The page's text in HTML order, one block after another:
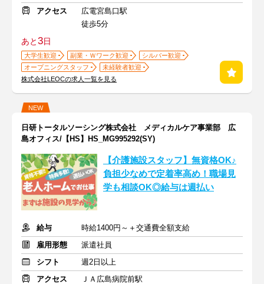
アクセス
広電宮島口駅
徒歩5分
あと3日
大学生歓迎 副業・Ｗワーク歓迎
シルバー歓迎
オープニングスタッフ
未経験者歓迎
株式会社LEOCの求人一覧を見る
NEW
日研トータルソーシング株式会社 メディカルケア事業部 広
島オフィス/【HS】HS_MG995292(SY)
【介護施設スタッフ】無資格OK♪
負担少なめで定着率高め！職場見
学も相談OK◎給与は週払い
給与
時給1400円～＋交通費全額支給
雇用形態
派遣社員
シフト
週2日以上
アクセス
ＪＡ広島病院前駅